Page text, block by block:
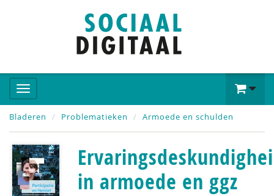
Bladeren Problematieken Armoede en schulden
in armoede en ggz